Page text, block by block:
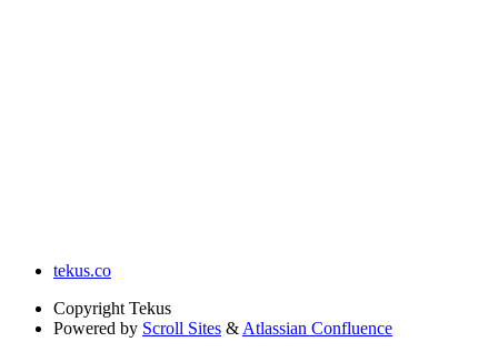
tekus.co
Copyright Tekus
Powered by Scroll Sites & Atlassian Confluence